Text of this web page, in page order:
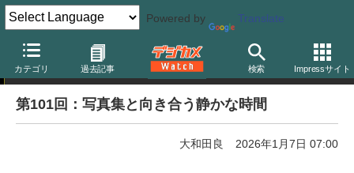
Powered by Translate
カテゴリ 過去記事 検索 Impressサイト
写真を巡る、今日の読書
第101回：写真集と向き合う静かな時間
大和田良 2026年1月7日 07:00